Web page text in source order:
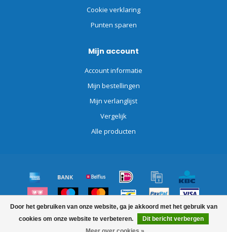
Door het gebruiken van onze website, ga je akkoord met het gebruik van
cookies om onze website te verbeteren.
Dit bericht verbergen
Cookie verklaring
Punten sparen
Mijn account
Account informatie
Mijn bestellingen
Mijn verlanglijst
Vergelijk
Alle producten
© Copyright 2026 Schoonmaakdiscount.nl
FILTERS